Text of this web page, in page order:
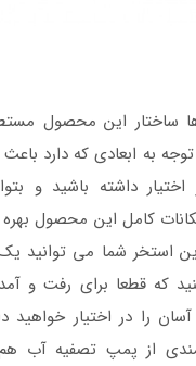
ساختار این محصول
به ابعادی که دارد
اختیار داشته باشید و
کامل این محصول
استخر شما می توانید یک
که قطعا برای رفت و
را در اختیار خواهید
از پمپ تصفیه آب